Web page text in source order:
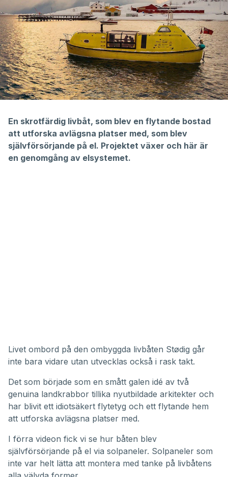
En skrotfärdig livbåt, som blev en flytande bostad
att utforska avlägsna platser med, som blev
självförsörjande på el. Projektet växer och här är
en genomgång av elsystemet.
Livet ombord på den ombyggda livbåten Stødig går
inte bara vidare utan utvecklas också i rask takt.
Det som började som en smått galen idé av två
genuina landkrabbor tillika nyutbildade arkitekter och
har blivit ett idiotsäkert flytetyg och ett flytande hem
att utforska avlägsna platser med.
I förra videon fick vi se hur båten blev
självförsörjande på el via solpaneler. Solpaneler som
inte var helt lätta att montera med tanke på livbåtens